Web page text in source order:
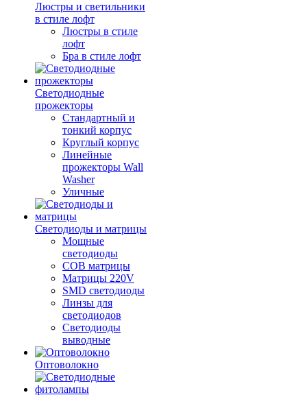
Люстры и светильники
в стиле лофт
Люстры в стиле
лофт
Бра в стиле лофт
Светодиодные
прожекторы
Стандартный и
тонкий корпус
Круглый корпус
Линейные
прожекторы Wall
Washer
Уличные
Светодиоды и матрицы
Мощные
светодиоды
COB матрицы
Матрицы 220V
SMD светодиоды
Линзы для
светодиодов
Светодиоды
выводные
Оптоволокно